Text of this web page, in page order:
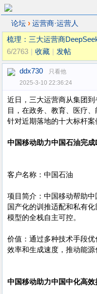
论坛 › 运营商·运营人
梳理：三大运营商
6/2763
收藏 发帖
ddx730
只看他
2025-3-10 22:36:24
近日，三大运营商从集团
目，在政务、教育、医疗
针对近期落地的十大标杆案
中国移动助力中国石油完
客户名称：中国石油
项目简介：中国移动帮助
国产化的训推适配和私有
模型的全栈自主可控。
价值：通过多种技术手段
效率和生成速度，推动能源
中国移动助力中国中化高